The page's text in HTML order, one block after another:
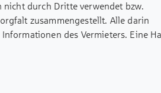
durch Dritte verwendet bzw.
zusammengestellt. Alle darin
des Vermieters. Eine
in Vorbereitung/ liegt noch nicht